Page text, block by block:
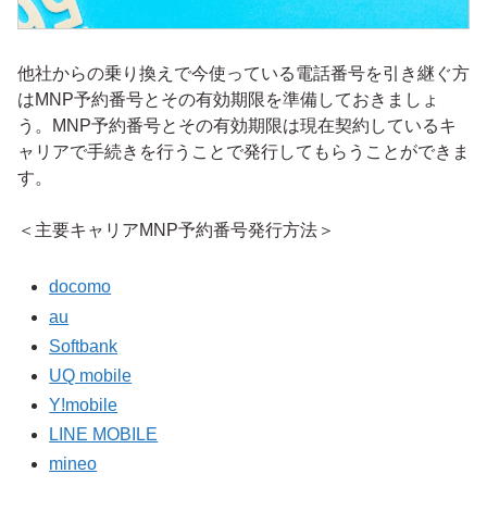
他社からの乗り換えで今使っている電話番号を引き継ぐ方
はMNP予約番号とその有効期限を準備しておきましょ
う。MNP予約番号とその有効期限は現在契約しているキ
ャリアで手続きを行うことで発行してもらうことができま
す。
＜主要キャリアMNP予約番号発行方法＞
docomo
au
Softbank
UQ mobile
Y!mobile
LINE MOBILE
mineo